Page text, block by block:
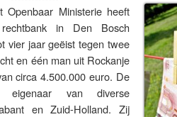
Ministerie heeft
in Den Bosch
vier jaar geëist tegen twee
en één man uit Rockanje
circa 4.500.000 euro. De
eigenaar van diverse
en Zuid-Holland. Zij